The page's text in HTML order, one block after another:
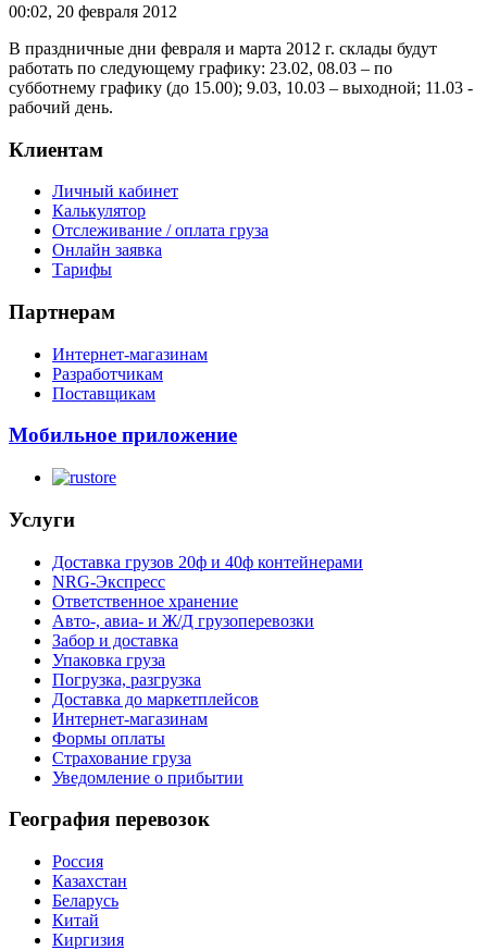
00:02, 20 февраля 2012
В праздничные дни февраля и марта 2012 г. склады будут
работать по следующему графику: 23.02, 08.03 – по
субботнему графику (до 15.00); 9.03, 10.03 – выходной; 11.03 -
рабочий день.
Клиентам
Личный кабинет
Калькулятор
Отслеживание / оплата груза
Онлайн заявка
Тарифы
Партнерам
Интернет-магазинам
Разработчикам
Поставщикам
Мобильное приложение
Услуги
Доставка грузов 20ф и 40ф контейнерами
NRG-Экспресс
Ответственное хранение
Авто-, авиа- и Ж/Д грузоперевозки
Забор и доставка
Упаковка груза
Погрузка, разгрузка
Доставка до маркетплейсов
Интернет-магазинам
Формы оплаты
Страхование груза
Уведомление о прибытии
География перевозок
Россия
Казахстан
Беларусь
Китай
Киргизия